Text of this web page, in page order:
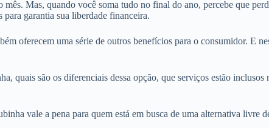
Mas, quando você soma tudo no final do ano, percebe que
garantia sua liberdade financeira.
oferecem uma série de outros benefícios para o consumidor. E
são os diferenciais dessa opção, que serviços estão inclusos
vale a pena para quem está em busca de uma alternativa livre